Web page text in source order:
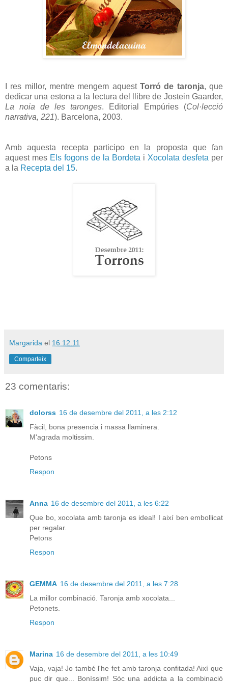
I res millor, mentre mengem aquest Torró de taronja, que
dedicar una estona a la lectura del llibre de Jostein Gaarder,
La noia de les taronges. Editorial Empúries (Col·lecció
narrativa, 221). Barcelona, 2003.
Amb aquesta recepta participo en la proposta que fan
aquest mes Els fogons de la Bordeta i Xocolata desfeta per
a la Recepta del 15.
Margarida el 16.12.11
Comparteix
23 comentaris:
dolorss 16 de desembre del 2011, a les 2:12
Fàcil, bona presencia i massa llaminera.
M'agrada moltissim.
Petons
Respon
Anna 16 de desembre del 2011, a les 6:22
Que bo, xocolata amb taronja es ideal! I així ben embollicat
per regalar.
Petons
Respon
GEMMA 16 de desembre del 2011, a les 7:28
La millor combinació. Taronja amb xocolata...
Petonets.
Respon
Marina 16 de desembre del 2011, a les 10:49
Vaja, vaja! Jo també l'he fet amb taronja confitada! Així que
puc dir que... Boníssim! Sóc una addicta a la combinació